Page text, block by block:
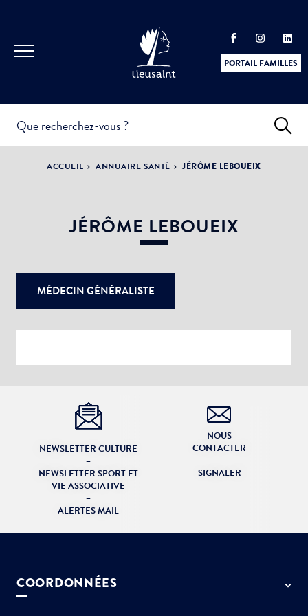
PORTAIL FAMILLES
PRATIQUES &
DÉMARCHES
ACTUALITÉS &
ÉVÈNEMENTS
DÉMOCRATIE
ACCUEIL ANNUAIRE SANTÉ JÉRÔME LEBOUEIX
JÉRÔME LEBOUEIX
MÉDECIN GÉNÉRALISTE
NEWSLETTER CULTURE
–
NEWSLETTER SPORT ET
VIE ASSOCIATIVE
–
ALERTES MAIL
NOUS
CONTACTER
–
SIGNALER
COORDONNÉES
Choisissez votre abonnement :
Alertes Mail
Newsletter Culture
Newsletter Sport et Vie associative
Veuillez décrire la modification à apporter